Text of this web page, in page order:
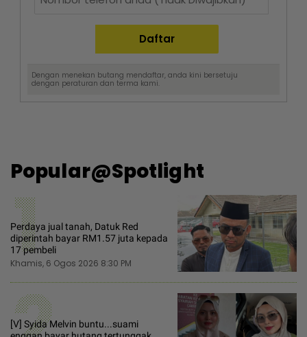
Dengan menekan butang mendaftar, anda kini bersetuju
dengan peraturan dan terma kami.
Popular@Spotlight
1
Perdaya jual tanah, Datuk Red
diperintah bayar RM1.57 juta kepada
17 pembeli
Khamis, 6 Ogos 2026 8:30 PM
[V] Syida Melvin buntu...suami